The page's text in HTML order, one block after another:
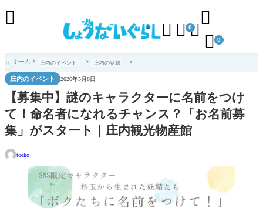
  0

 0

 ホーム 庄内のイベント 庄内の話題
庄内のイベント 2026年5月8日
【募集中】謎のキャラクターに名前をつけ
て！命名者になれるチャンス？「お名前募
集」がスタート｜庄内観光物産館
toeko